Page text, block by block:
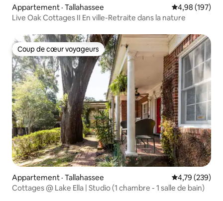
Appartement · Tallahassee Note
4,98 (197)
Live Oak Cottages II En ville-Retraite dans la nature
Coup de cœur voyageurs
Coup de cœur voyageurs
Appartement · Tallahassee Note
4,79 (239)
Cottages @ Lake Ella | Studio (1 chambre - 1 salle de bain)